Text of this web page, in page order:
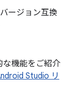
ージョン互換
な機能をご紹介
Studio リ